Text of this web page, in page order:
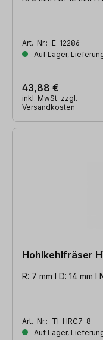
Art.-Nr.: E-12286
Auf Lager,
43,88 €
inkl. MwSt. zzgl.
Versandkosten
R: 7 mm l D: 14
Art.-Nr.: TI-HRC7-8
Auf Lager,